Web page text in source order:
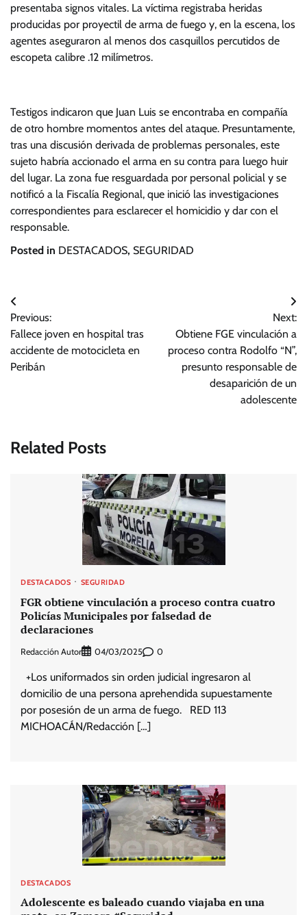
presentaba signos vitales. La víctima registraba heridas
producidas por proyectil de arma de fuego y, en la escena, los
agentes aseguraron al menos dos casquillos percutidos de
escopeta calibre .12 milímetros.
Testigos indicaron que Juan Luis se encontraba en compañía
de otro hombre momentos antes del ataque. Presuntamente,
tras una discusión derivada de problemas personales, este
sujeto habría accionado el arma en su contra para luego huir
del lugar. La zona fue resguardada por personal policial y se
notificó a la Fiscalía Regional, que inició las investigaciones
correspondientes para esclarecer el homicidio y dar con el
responsable.
Posted in DESTACADOS, SEGURIDAD
Navegación
de
entradas
Previous:
Fallece joven en hospital tras
accidente de motocicleta en
Peribán
Next:
Obtiene FGE vinculación a
proceso contra Rodolfo “N”,
presunto responsable de
desaparición de un
adolescente
Related Posts
DESTACADOS SEGURIDAD
FGR obtiene vinculación a proceso contra cuatro
Policías Municipales por falsedad de
declaraciones
Redacción Autor 04/03/2025 0
+Los uniformados sin orden judicial ingresaron al
domicilio de una persona aprehendida supuestamente
por posesión de un arma de fuego. RED 113
MICHOACÁN/Redacción […]
DESTACADOS
Adolescente es baleado cuando viajaba en una